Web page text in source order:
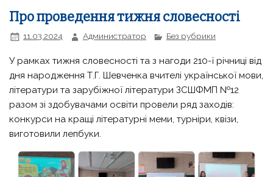
Про проведення тижня словесності
11.03.2024 Администратор Без рубрики
У рамках тижня словесності та з нагоди 210-ї річниці від
дня народження Т.Г. Шевченка вчителі української мови,
літератури та зарубіжної літератури ЗСШФМП №12
разом зі здобувачами освіти провели ряд заходів:
конкурси на кращі літературні меми, турніри, квізи,
виготовили лепбуки.